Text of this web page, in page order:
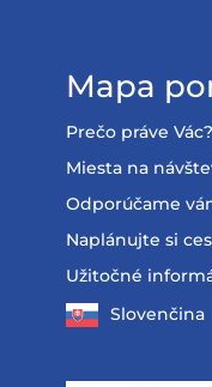
Mapa
Prečo práve Vác?
Miesta na
Odporúčame
Naplánujte si
Užitočné
Slovenčina